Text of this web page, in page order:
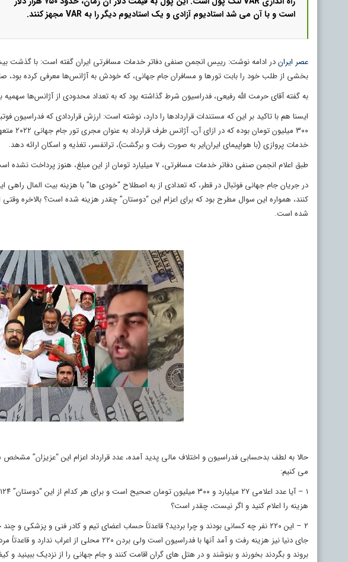
است و با آن می شد استادیوم آزادی و یک استادیوم دیگر را به VAR مجهز کنند.
عصر ایراندر ادامه نوشت: رییس انجمن صنفی دفاتر خدمات مسافرتی ایران گفته است: با گذشت
بخشی از طلب خود را بابت تورها و مسافران جام جهانی، که خودش به آژانس‌ها معرفی کرده بود،
به گفته آقای حرمت الله رفیعی، فدراسیون شرط گذاشته بود که به تعداد محدودی از آژانس‌ها
ایسنا هم با تاکید بر این که مستندات قراردادها را دارد،
خدمات پروازی (با هواپیمای ایران‌ایر به صورت رفت و برگشت)، ترانفسر، تغذیه و اسکان ارائه دهد.
طبق اعلام انجمن صنفی دفاتر خدمات مسافرتی، ۷ میلیارد تومان از این مبلغ، هنوز پرداخت نشده است.
در جریان جام جهانی فوتبال در قطر، که تعدادی از به اصطلاح “خودی ها” با هزینه بیت المال
کنند، همواره این سوال مطرح بود که برای اعزام این “دوستان” چقدر هزینه شده است؟ بالاخره
شده است.
حالا به لطف بدحسابی فدراسیون و اختلاف مالی پدید آمده، عدد قرارداد اعزام این “عزیزان”
می کنیم:
هزینه را اعلام کنید و اگر نیست، چقدر است؟
۲ – این ۲۲۰ نفر چه کسانی بودند و چرا بردید؟ قاعدتاً حساب اعضای تیم و کادر فنی و
جای دنیا نیز هزینه رفت و آمد آنها با فدراسیون
بروند و بگردند بخورند و بنوشند و در هتل های گران اقامت کنند و جام جهانی را از نزدیک ببینید و